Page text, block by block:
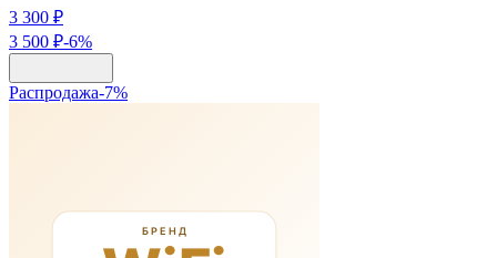
3 300 ₽
3 500 ₽-6%
Распродажа-7%